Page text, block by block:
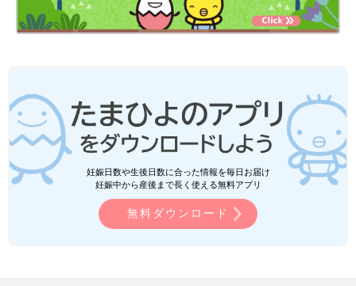
文・監修／黒澤照喜先生（くろさわてるよし）
なときは病院へ 不調やトラブルはがま
んしないで 日本助産師会監修
赤ちゃんが誕生して幸せの絶頂を味わったあと
に、やってくるのが産後の不調や違和感。約
280日間、おなかの中で赤 ちゃんを育て終えた
ママの体は、元の体の状態に戻っていく過程で
つらい症状に悩まされることも。問題のない生
理的な症状であることも多いですが、一方で
は、病的なことが隠れている場合も！ママだけ
では自分のことに気づけないことも。できたら
黒澤照喜先生（くろさわてるよし）
妊娠日数や生後日数に合った情報を毎日お届け
妊娠中から産後まで長く使える無料アプリ
無料ダウンロード